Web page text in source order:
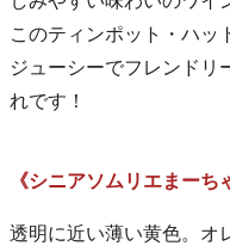
このティンポット・ハッ
ジューシーでフレンドリ
れです！
《シニアソムリエまーち
透明に近い薄い黄色。オ